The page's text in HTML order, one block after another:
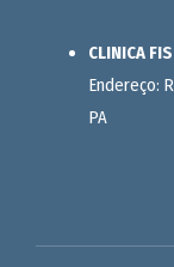
CLINICA
Endereço:
PA